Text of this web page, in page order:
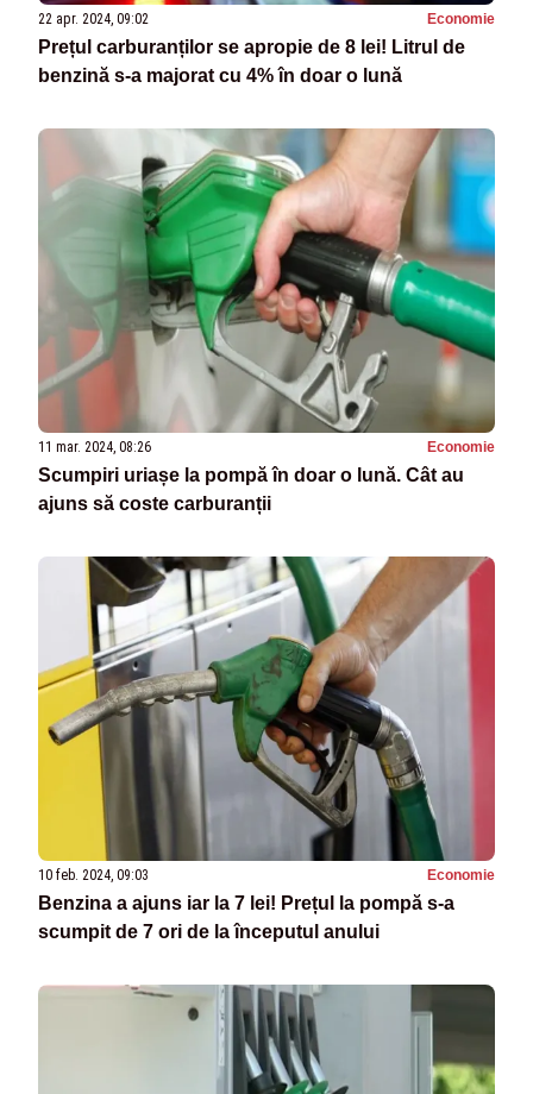
22 apr. 2024, 09:02 Economie
Prețul carburanților se apropie de 8 lei! Litrul de
benzină s-a majorat cu 4% în doar o lună
11 mar. 2024, 08:26 Economie
Scumpiri uriașe la pompă în doar o lună. Cât au
ajuns să coste carburanții
10 feb. 2024, 09:03 Economie
Benzina a ajuns iar la 7 lei! Prețul la pompă s-a
scumpit de 7 ori de la începutul anului